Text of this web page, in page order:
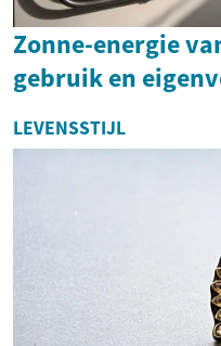
Zonne-energie
gebruik en
LEVENSSTIJL